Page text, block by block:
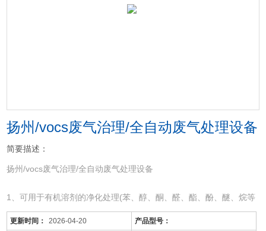
扬州/vocs废气治理/全自动废气处理设备
简要描述：
扬州/vocs废气治理/全自动废气处理设备
1、可用于有机溶剂的净化处理(苯、醇、酮、醛、酯、酚、醚、烷等
混合有机废气)。
2、适用于电线、电缆、漆包线、机械、电机、化工、仪表、汽车、
更新时间： 2026-04-20 产品型号：